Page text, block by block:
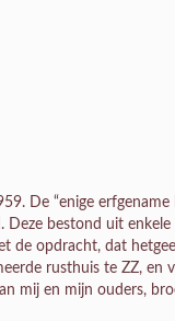
De “enige erfgename
Deze bestond uit enkele
de opdracht, dat
rusthuis te ZZ, en
mij en mijn ouders,